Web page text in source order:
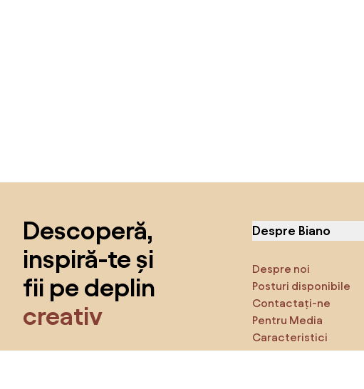
Descoperă,
inspiră-te și
fii pe deplin
creativ
Despre Biano
Despre noi
Posturi disponibile
Contactați-ne
Pentru Media
Caracteristici